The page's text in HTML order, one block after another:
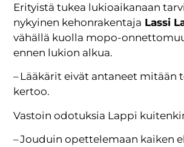
Erityistä tukea lukioaikanaan
nykyinen kehonrakentaja Lassi
vähällä kuolla mopo-
ennen lukion alkua.
– Lääkärit eivät antaneet mitään
kertoo.
Vastoin odotuksia Lappi
– Jouduin opettelemaan kaiken